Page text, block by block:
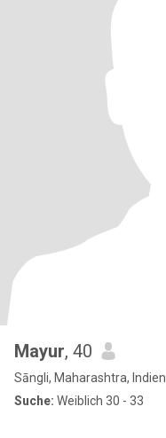
Mayur, 40
Sāngli, Maharashtra, Indien
Suche: Weiblich 30 - 33